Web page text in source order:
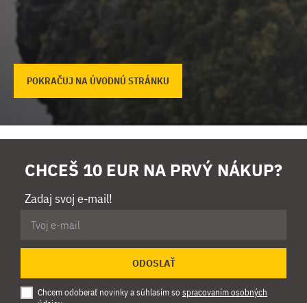
POKRAČUJ NA ÚVODNÚ STRÁNKU
CHCEŠ 10 EUR NA PRVÝ NÁKUP?
Zadaj svoj e-mail!
ODOSLAŤ
Chcem odoberať novinky a súhlasím so spracovaním osobných